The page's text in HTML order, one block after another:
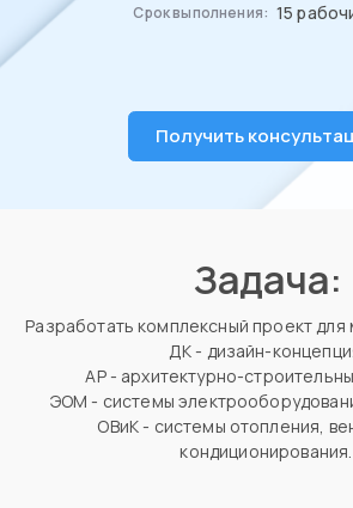
Срок выполнения: 15
Получить
Задача:
Разработать комплексный проект для
ДК - дизайн-
АР - архитектурно-
ЭОМ - системы
ОВиК - системы отопления,
кондиционирования.